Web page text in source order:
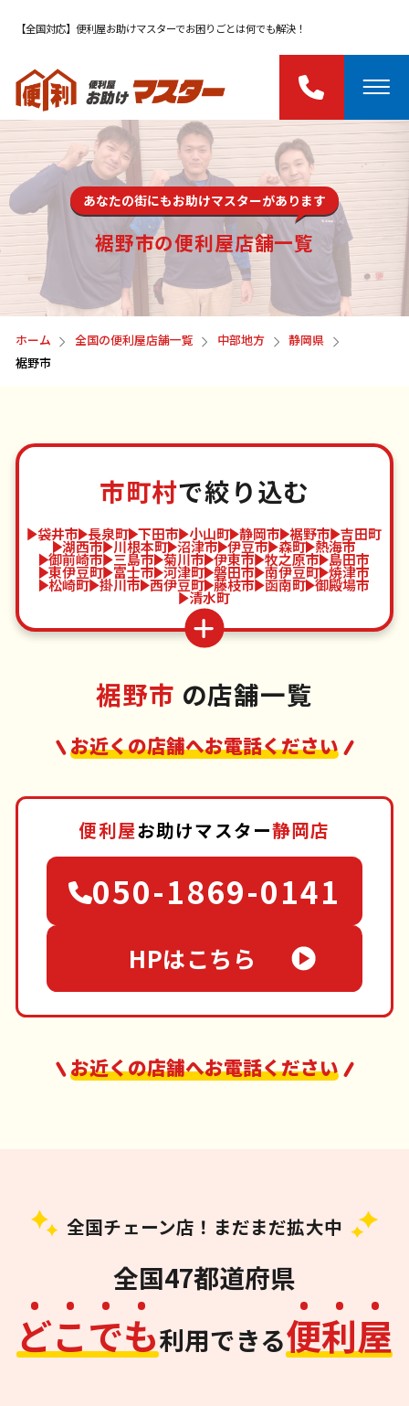
【全国対応】便利屋お助けマスターでお困りごとは何でも解決！
あなたの街にもお助けマスターがあります
裾野市の便利屋店舗一覧
ホーム 全国の便利屋店舗一覧 中部地方
静岡県
裾野市
市町村で絞り込む
袋井市 長泉町 下田市 小山町 静岡市 裾野市 吉田町
湖西市 川根本町 沼津市 伊豆市 森町 熱海市
御前崎市 三島市 菊川市 伊東市 牧之原市 島田市
東伊豆町 富士市 河津町 磐田市 南伊豆町 焼津市
松崎町 掛川市 西伊豆町 藤枝市 函南町 御殿場市
清水町
裾野市 の店舗一覧
お近くの店舗へお電話ください
便利屋お助けマスター静岡店
050-1869-0141
HPはこちら
お近くの店舗へお電話ください
全国チェーン店！まだまだ拡大中
全国47都道府県
どこでも利用できる便利屋